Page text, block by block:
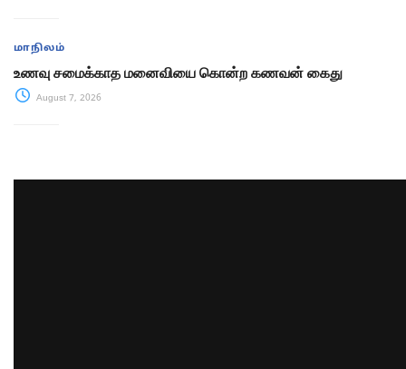
மாநிலம்
உணவு சமைக்காத மனைவியை கொன்ற கணவன் கைது
August 7, 2026